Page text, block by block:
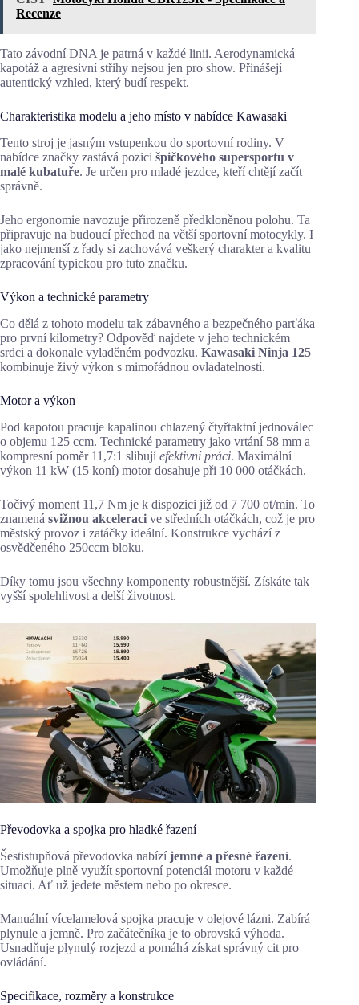
Recenze
Tato závodní DNA je patrná v každé linii. Aerodynamická
kapotáž a agresivní střihy nejsou jen pro show. Přinášejí
autentický vzhled, který budí respekt.
Charakteristika modelu a jeho místo v nabídce Kawasaki
Tento stroj je jasným vstupenkou do sportovní rodiny. V
nabídce značky zastává pozici špičkového supersportu v
malé kubatuře. Je určen pro mladé jezdce, kteří chtějí začít
správně.
Jeho ergonomie navozuje přirozeně předkloněnou polohu. Ta
připravuje na budoucí přechod na větší sportovní motocykly. I
jako nejmenší z řady si zachovává veškerý charakter a kvalitu
zpracování typickou pro tuto značku.
Výkon a technické parametry
Co dělá z tohoto modelu tak zábavného a bezpečného parťáka
pro první kilometry? Odpověď najdete v jeho technickém
srdci a dokonale vyladěném podvozku. Kawasaki Ninja 125
kombinuje živý výkon s mimořádnou ovladatelností.
Motor a výkon
Pod kapotou pracuje kapalinou chlazený čtyřtaktní jednoválec
o objemu 125 ccm. Technické parametry jako vrtání 58 mm a
kompresní poměr 11,7:1 slibují efektivní práci. Maximální
výkon 11 kW (15 koní) motor dosahuje při 10 000 otáčkách.
Točivý moment 11,7 Nm je k dispozici již od 7 700 ot/min. To
znamená svižnou akceleraci ve středních otáčkách, což je pro
městský provoz i zatáčky ideální. Konstrukce vychází z
osvědčeného 250ccm bloku.
Díky tomu jsou všechny komponenty robustnější. Získáte tak
vyšší spolehlivost a delší životnost.
Převodovka a spojka pro hladké řazení
Šestistupňová převodovka nabízí jemné a přesné řazení.
Umožňuje plně využít sportovní potenciál motoru v každé
situaci. Ať už jedete městem nebo po okresce.
Manuální vícelamelová spojka pracuje v olejové lázni. Zabírá
plynule a jemně. Pro začátečníka je to obrovská výhoda.
Usnadňuje plynulý rozjezd a pomáhá získat správný cit pro
ovládání.
Specifikace, rozměry a konstrukce